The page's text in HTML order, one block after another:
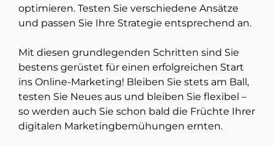
optimieren. Testen Sie verschiedene Ansätze
und passen Sie Ihre Strategie entsprechend an.
Mit diesen grundlegenden Schritten sind Sie
bestens gerüstet für einen erfolgreichen Start
ins Online-Marketing! Bleiben Sie stets am Ball,
testen Sie Neues aus und bleiben Sie flexibel –
so werden auch Sie schon bald die Früchte Ihrer
digitalen Marketingbemühungen ernten.